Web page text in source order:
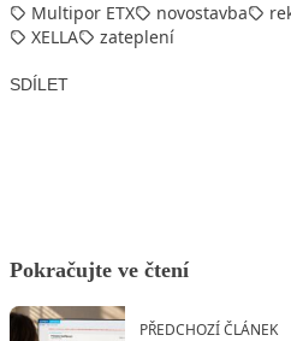
Multipor ETX novostavba
XELLA
zateplení
SDÍLET
Pokračujte ve čtení
PŘEDCHOZÍ ČLÁNEK